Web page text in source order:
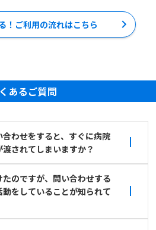
！ご利用の流れはこちら
あるご質問
わせをすると、すぐに病院
されてしまいますか？
のですが、問い合わせする
をしていることが知られて